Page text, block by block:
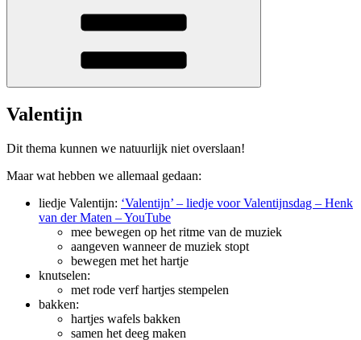
Valentijn
Dit thema kunnen we natuurlijk niet overslaan!
Maar wat hebben we allemaal gedaan:
liedje Valentijn: ‘Valentijn’ – liedje voor Valentijnsdag – Henk
van der Maten – YouTube
mee bewegen op het ritme van de muziek
aangeven wanneer de muziek stopt
bewegen met het hartje
knutselen:
met rode verf hartjes stempelen
bakken:
hartjes wafels bakken
samen het deeg maken